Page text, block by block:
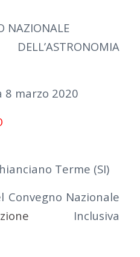
NAZIONALE
8 marzo 2020
Terme (SI)
Convegno Nazionale
Inclusiva